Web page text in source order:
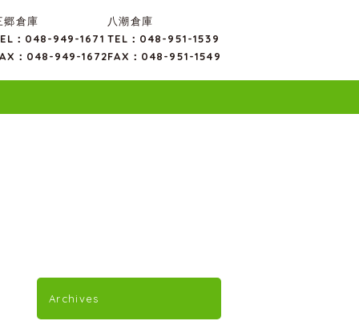
郷倉庫
：048-949-1671
：048-949-1672
八潮倉庫
TEL：048-951-1539
FAX：048-951-1549
Archives